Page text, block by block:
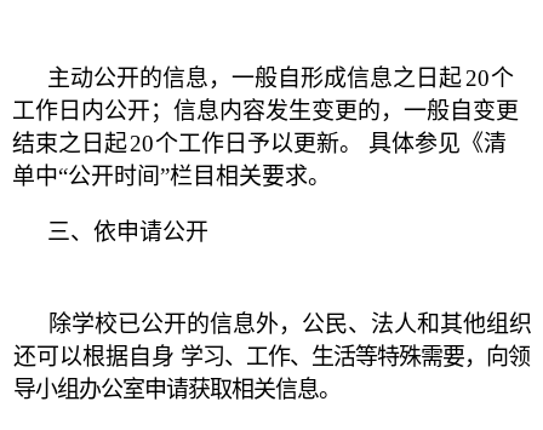
主动公开的信息，一般自形成信息之日起20个
工作日内公开；信息内容发生变更的，一般自变更
结束之日起20个工作日予以更新。
具体参见《清
单中“公开时间”栏目相关要求。
三、依申请公开
除学校已公开的信息外，公民、法人和其他组织
还可以根据自身 学习、工作、生活等特殊需要，向领
导小组办公室申请获取相关信息。